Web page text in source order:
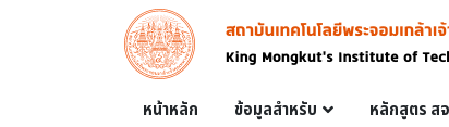
Skip to main content
Image
Main navigation
หน้าหลัก ข้อมูลสำหรับ หลักสูตร ส